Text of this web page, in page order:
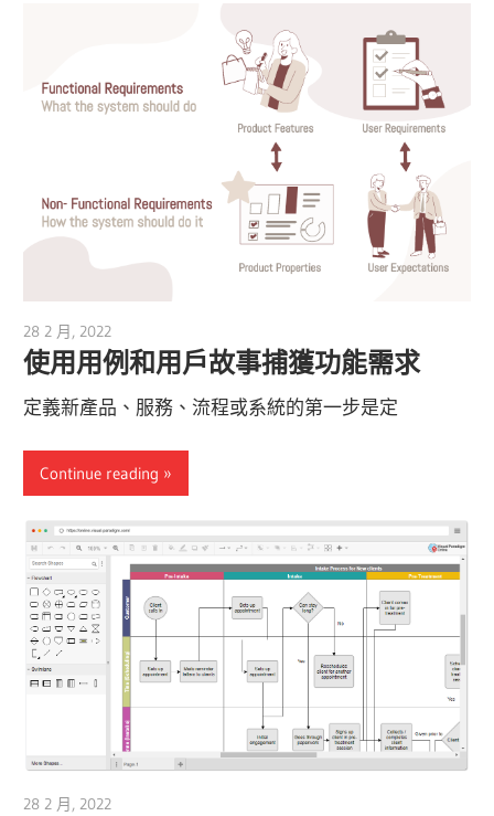
28 2 月, 2022
使用用例和用戶故事捕獲功能需求
定義新產品、服務、流程或系統的第一步是定
Continue reading
28 2 月, 2022